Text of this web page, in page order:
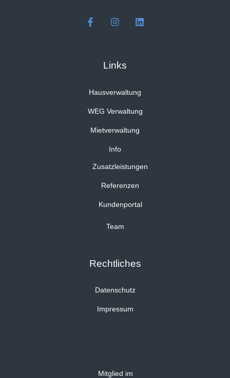
Links
Hausverwaltung
WEG Verwaltung
Mietverwaltung
Info
Zusatzleistungen
Referenzen
Kundenportal
Team
Rechtliches
Datenschutz
Impressum
Mitglied im